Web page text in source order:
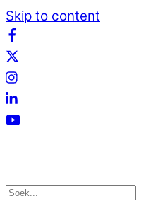
Skip to content